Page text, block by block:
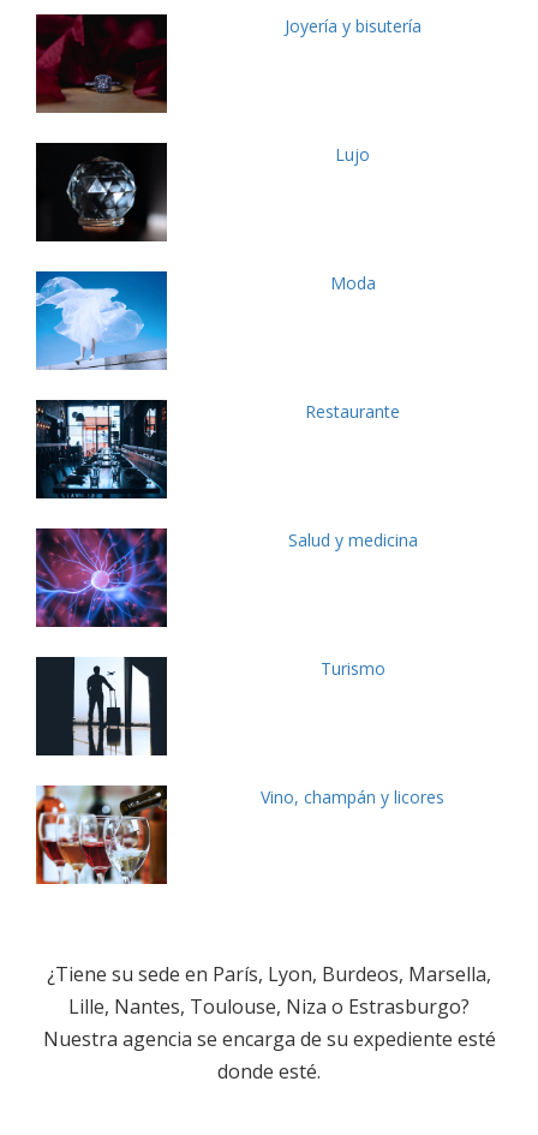
Joyería y bisutería
Lujo
Moda
Restaurante
Salud y medicina
Turismo
Vino, champán y licores
¿Tiene su sede en París, Lyon, Burdeos, Marsella,
Lille, Nantes, Toulouse, Niza o Estrasburgo?
Nuestra agencia se encarga de su expediente esté
donde esté.